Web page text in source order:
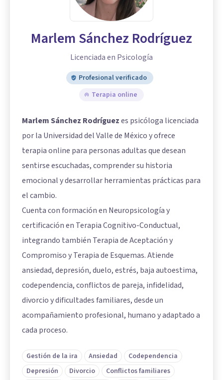
Marlem Sánchez Rodríguez
Licenciada en Psicología
Profesional verificado
Terapia online
Marlem Sánchez Rodríguezes psicóloga licenciada
por la Universidad del Valle de México y ofrece
terapia online para personas adultas que desean
sentirse escuchadas, comprender su historia
emocional y desarrollar herramientas prácticas para
el cambio.
Cuenta con formación en Neuropsicología y
certificación en Terapia Cognitivo-Conductual,
integrando también Terapia de Aceptación y
Compromiso y Terapia de Esquemas. Atiende
ansiedad, depresión, duelo, estrés, baja autoestima,
codependencia, conflictos de pareja, infidelidad,
divorcio y dificultades familiares, desde un
acompañamiento profesional, humano y adaptado a
cada proceso.
Gestión de la ira Ansiedad
Codependencia
Depresión
Divorcio
Conflictos familiares